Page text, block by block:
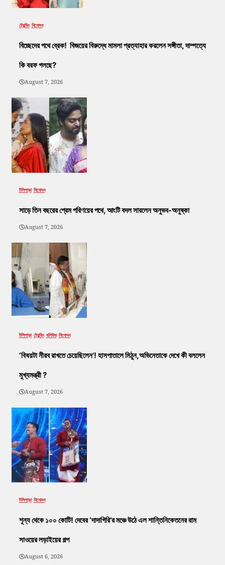
ট্রেন্ডিং বিনোদন
বিচ্ছেদের পথে ব্রেক! বিজয়ের বিরুদ্ধে মামলা প্রত্যাহার করলেন সঙ্গীতা, দাম্পত্যে
কি বরফ গলছে?
August 7, 2026
টলিপাড়া বিনোদন
সাড়ে তিন বছরের প্রেম পরিণয়ের পথে, আংটি বদল সারলেন অনুভব-অনুষ্কা
August 7, 2026
টলিপাড়া ট্রেন্ডিং বলিউড বিনোদন
‘বিষয়টা নীরব রাখতে চেয়েছিলেন’! হাসপাতালে মিঠুন,অভিনেতাকে দেখে কী বললেন
মুখ্যমন্ত্রী ?
August 7, 2026
টলিপাড়া বিনোদন
শূন্য থেকে ১০০ কোটি! দেবের ‘দাদাগিরি’র মঞ্চে উঠে এল শান্তিনিকেতনের রাম
সাওয়ের লড়াইয়ের গল্প
August 6, 2026